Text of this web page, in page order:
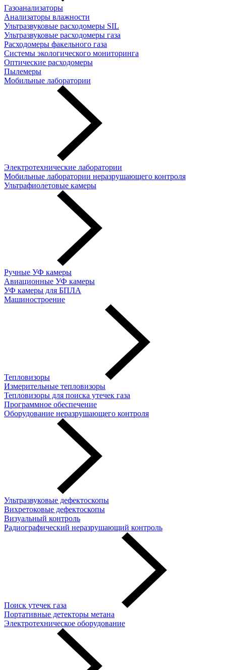
Газоанализаторы
Анализаторы влажности
Ультразвуковые расходомеры SIL
Ультразвуковые расходомеры газа
Расходомеры факельного газа
Системы экологического мониторинга
Оптические расходомеры
Пылемеры
Мобильные лаборатории
Электротехнические лаборатории
Мобильные лаборатории неразрушающего контроля
Ультрафиолетовые камеры
Ручные УФ камеры
Авиационные УФ камеры
УФ камеры для БПЛА
Машиностроение
Тепловизоры
Измерительные тепловизоры
Тепловизоры для поиска утечек газа
Программное обеспечение
Оборудование неразрушающего контроля
Ультразвуковые дефектоскопы
Вихретоковые дефектоскопы
Визуальный контроль
Радиографический неразрушающий контроль
Поиск утечек газа
Портативные детекторы метана
Электротехническое оборудование